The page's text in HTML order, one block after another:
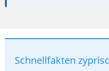
Schnellfakten